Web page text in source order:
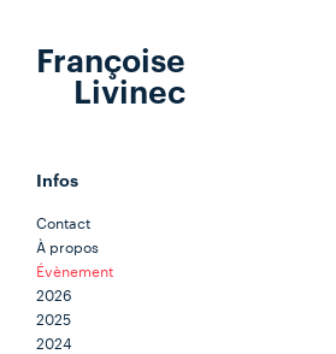
Françoise
Livinec
Infos
Contact
À propos
Évènement
2026
2025
2024